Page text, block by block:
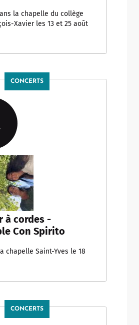
la chapelle du collège
Xavier les 13 et 25 août
CONCERTS
à cordes -
Con Spirito
chapelle Saint-Yves le 18
CONCERTS
is disabled.